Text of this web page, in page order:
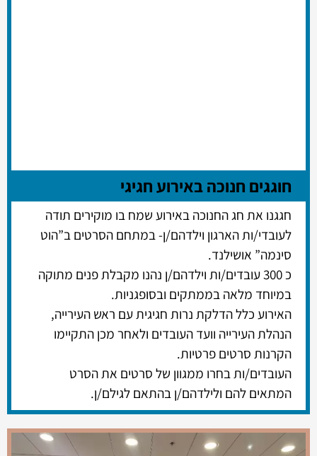
חוגגים חנוכה באירוע חגיגי
חגגנו את חג החנוכה באירוע שמח בו מוקירים תודה
לעובדי/ות הארגון וילדהם/ן- במתחם הסרטים ב”הוט
סינמה” אושילנד.
כ 300 עובדים/ות וילדהם/ן נהנו מקבלת פנים מתוקה
במיוחד מלאה בממתקים ובסופגניות.
האירוע כלל הדלקת נרות חגיגית עם ראש העירייה,
הנהלת העירייה וועד העובדים ולאחר מכן התקיימו
הקרנות סרטים פרטיות.
העובדים/ות בחרו ממגוון של סרטים את הסרט
המתאים להם ולילדהם/ן בהתאם לגילם/ן.